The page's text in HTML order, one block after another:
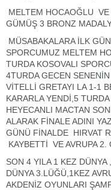
MELTEM HOCAOĞLU
GÜMÜŞ 3 BRONZ
MÜSABAKALARA İLK
SPORCUMUZ MELTEM
TURDA KOSOVALI
4TURDA GECEN
VİTELLİ GRETAYI LA 1-1
KARARLA YENDİ,5
HEYECANLI MACTAN
ALARAK FİNALE ADINI
GÜNÜ FİNALDE HIRVAT
KAYBETTİ VE AVRUPA 2.
SON 4 YILA 1 KEZ
DÜNYA 3.LÜĞÜ,1KEZ
AKDENİZ OYUNLARI